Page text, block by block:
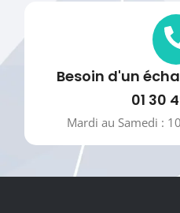
Besoin d'un
01 30
Mardi au Samedi :